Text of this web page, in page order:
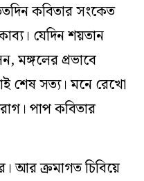
কবিতার সংকেত
যেদিন শয়তান
মঙ্গলের প্রভাবে
শেষ সত্য। মনে রেখো
পাপ কবিতার
আর ক্রমাগত চিবিয়ে